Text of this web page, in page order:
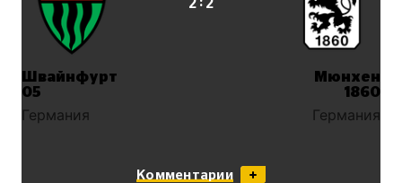
2 2
Швайнфурт
05
Германия
Мюнхен
1860
Германия
Комментарии